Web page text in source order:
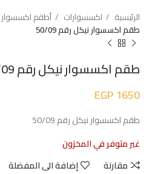
الرئيسية اكسسوارات
أطقم اكسسوار
طقم اكسسوار نيكل رقم 50/09
طقم اكسسوار نيكل رقم 50/09
EGP1650
طقم اكسسوار نيكل رقم 50/09
غير متوفر في المخزون
مقارنة
إضافة الى المفضلة